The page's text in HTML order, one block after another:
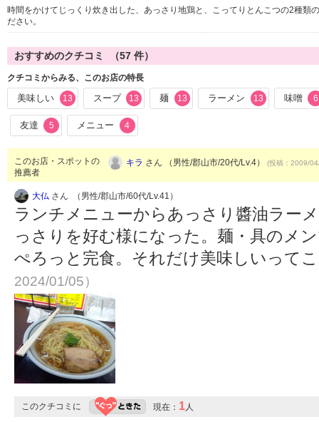
時間をかけてじっくり炊き出した、あっさり地鶏と、こってりとんこつの2種類
ださい。
おすすめのクチコミ （57 件）
クチコミからみる、このお店の特長
美味しい 13 スープ 13 麺 13 ラーメン 13 味噌 6
友達 5 メニュー 4
このお店・スポットの
推薦者
キラ さん （男性/郡山市/20代/Lv.4） (投稿：2009/
大仏 さん （男性/郡山市/60代/Lv.41）
ランチメニューからあっさり醬油ラー
っさりを好む様になった。麺・具のメ
ぺろっと完食。それだけ美味しいって
2024/01/05）
このクチコミに 現在： 1人